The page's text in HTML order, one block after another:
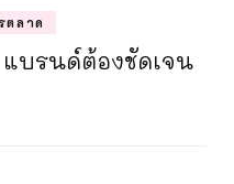
ตลาด
บรนด์ต้องชัดเจน